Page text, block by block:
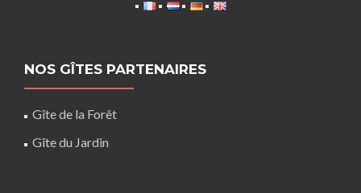
NOS GÎTES PARTENAIRES
Gîte de la Forêt
Gîte du Jardin